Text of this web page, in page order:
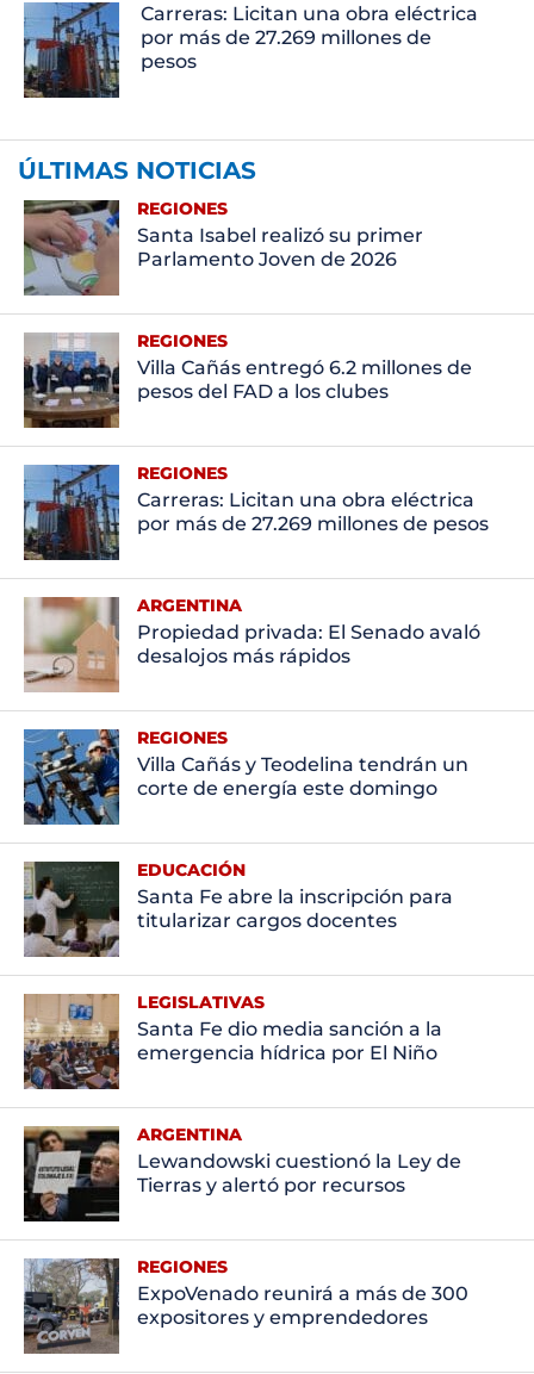
Carreras: Licitan una obra eléctrica
por más de 27.269 millones de
pesos
ÚLTIMAS NOTICIAS
REGIONES
Santa Isabel realizó su primer
Parlamento Joven de 2026
REGIONES
Villa Cañás entregó 6.2 millones de
pesos del FAD a los clubes
REGIONES
Carreras: Licitan una obra eléctrica
por más de 27.269 millones de pesos
ARGENTINA
Propiedad privada: El Senado avaló
desalojos más rápidos
REGIONES
Villa Cañás y Teodelina tendrán un
corte de energía este domingo
EDUCACIÓN
Santa Fe abre la inscripción para
titularizar cargos docentes
LEGISLATIVAS
Santa Fe dio media sanción a la
emergencia hídrica por El Niño
ARGENTINA
Lewandowski cuestionó la Ley de
Tierras y alertó por recursos
REGIONES
ExpoVenado reunirá a más de 300
expositores y emprendedores